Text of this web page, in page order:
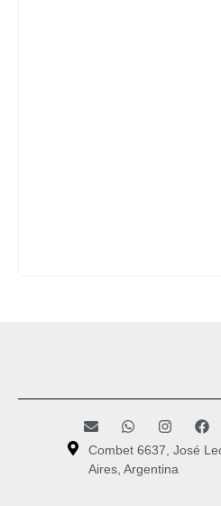
Combet 6637, José
Aires, Argentina